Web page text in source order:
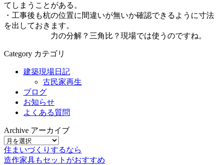
てしまうことがある。
・工事後も杭の位置に間違いが無いか確認できるように寸法
を出しておきます。
力の分解？三角比？現場では使うのですね。
Category カテゴリ
建築現場日記
古民家再生
ブログ
お知らせ
よくある質問
Archive アーカイブ
住まいづくりするなら
造作家具もセット がおすすめ